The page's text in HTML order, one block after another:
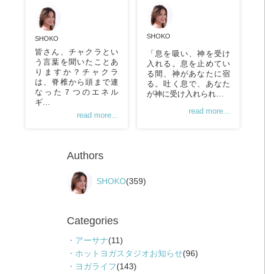
SHOKO
皆さん、チャクラとい
う言葉を聞いたことあ
りますか？チャクラ
は、脊椎から頭まで連
なった７つのエネル
ギ…
read more...
SHOKO
「息を吸い、神を受け
入れる。息を止めてい
る間、神があなたに宿
る。吐く息で、あなた
が神に受け入れられ…
read more...
Authors
SHOKO(359)
Categories
アーサナ(11)
ホットヨガスタジオお知らせ(96)
ヨガライフ(143)